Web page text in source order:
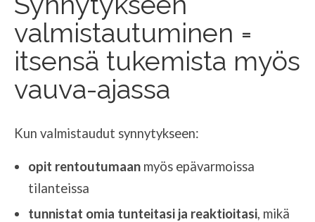
valmistautuminen =
itsensä tukemista myös
vauva-ajassa
Kun valmistaudut synnytykseen:
opit rentoutumaan myös epävarmoissa
tilanteissa
tunnistat omia tunteitasi ja reaktioitasi, mikä